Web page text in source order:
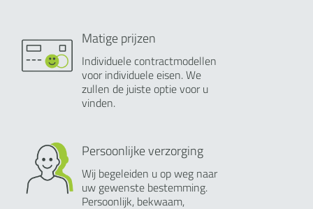
Matige prijzen
Individuele contractmodellen
voor individuele eisen. We
zullen de juiste optie voor u
vinden.
Persoonlijke verzorging
Wij begeleiden u op weg naar
uw gewenste bestemming.
Persoonlijk, bekwaam,